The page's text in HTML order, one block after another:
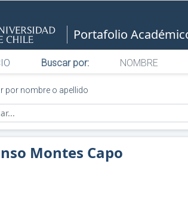
Portafolio
Buscar por: NOMBRE
por nombre o apellido
Montes Capo